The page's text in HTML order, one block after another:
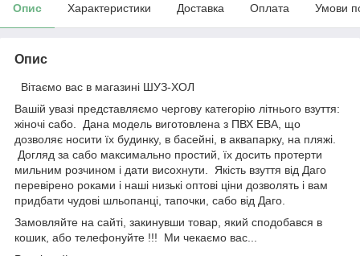
Опис Характеристики Доставка Оплата Умови
Опис
Вітаємо вас в магазині ШУЗ-ХОЛ
Вашій увазі представляємо чергову категорію літнього взуття:
жіночі сабо. Дана модель виготовлена ​​з ПВХ ЕВА, що
дозволяє носити їх будинку, в басейні, в аквапарку, на пляжі.
Догляд за сабо максимально простий, їх досить протерти
мильним розчином і дати висохнути. Якість взуття від Даго
перевірено роками і наші низькі оптові ціни дозволять і вам
придбати чудові шльопанці, тапочки, сабо від Даго.
Замовляйте на сайті, закинувши товар, який сподобався в
кошик, або телефонуйте !!! Ми чекаємо вас...